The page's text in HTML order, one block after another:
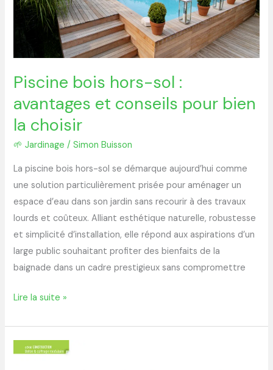
Piscine bois hors-sol :
avantages et conseils pour bien
la choisir
🌱 Jardinage /Simon Buisson
La piscine bois hors-sol se démarque aujourd’hui comme
une solution particulièrement prisée pour aménager un
espace d’eau dans son jardin sans recourir à des travaux
lourds et coûteux. Alliant esthétique naturelle, robustesse
et simplicité d’installation, elle répond aux aspirations d’un
large public souhaitant profiter des bienfaits de la
baignade dans un cadre prestigieux sans compromettre
conseils
pour
bien
Lire la suite »
Tout